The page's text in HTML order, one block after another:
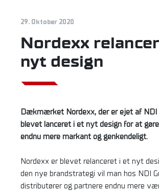
29. Oktober 2020
Nordexx
nyt design
Dækmærket Nordexx, der er ejet af NDI
blevet lanceret i et nyt design for at
endnu mere markant og genkendeligt.
Nordexx er blevet relanceret i et nyt
den nye brandstrategi vil man hos NDI
distributører og partnere endnu mere